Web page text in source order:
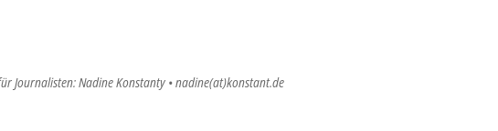
Journalisten: Nadine Konstanty • nadine(at)konstant.de